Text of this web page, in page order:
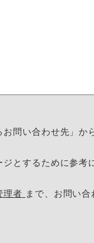
問い合わせ先」か
とするために参考
理者 まで、お問い合